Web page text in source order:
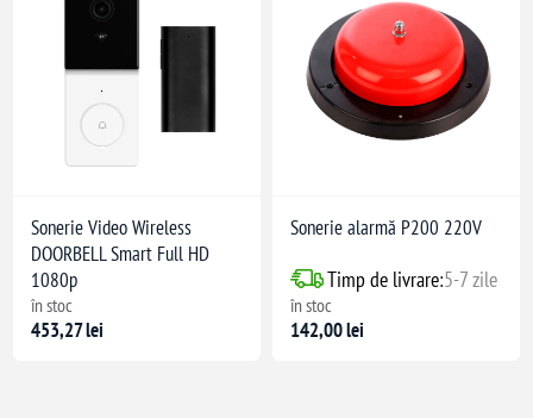
Sonerie Video Wireless
DOORBELL Smart Full HD
1080p
în stoc
453,27 lei
Sonerie alarmă P200 220V
Timp de livrare:5-7 zile
în stoc
142,00 lei